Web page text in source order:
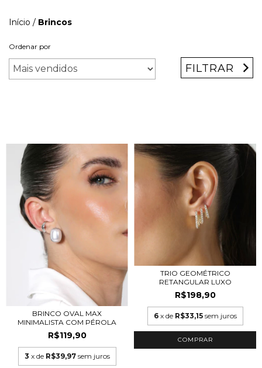
Início / Brincos
Ordenar por
FILTRAR
BRINCO OVAL MAX
MINIMALISTA COM PÉROLA
R$119,90
3 x de R$39,97 sem juros
TRIO GEOMÉTRICO
RETANGULAR LUXO
R$198,90
6 x de R$33,15 sem juros
COMPRAR